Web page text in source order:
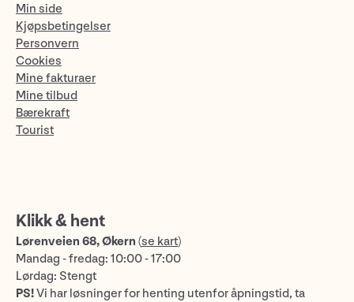
Min side
Kjøpsbetingelser
Personvern
Cookies
Mine fakturaer
Mine tilbud
Bærekraft
Tourist
Klikk & hent
Lørenveien 68, Økern (se kart)
Mandag - fredag: 10:00 - 17:00
Lørdag: Stengt
PS!Vi har løsninger for henting utenfor åpningstid, ta